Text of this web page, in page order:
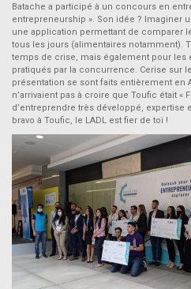
Batache a participé à un concours en
entrepreneurship ». Son idée ? Imaginer
une application permettant de comparer
tous les jours (alimentaires notamment).
temps de crise, mais également pour les
pratiqués par la concurrence. Cerise sur
présentation se sont faits entièrement en
n’arrivaient pas à croire que Toufic était «
d’entreprendre très développé, expertise
bravo à Toufic, le LADL est fier de toi !